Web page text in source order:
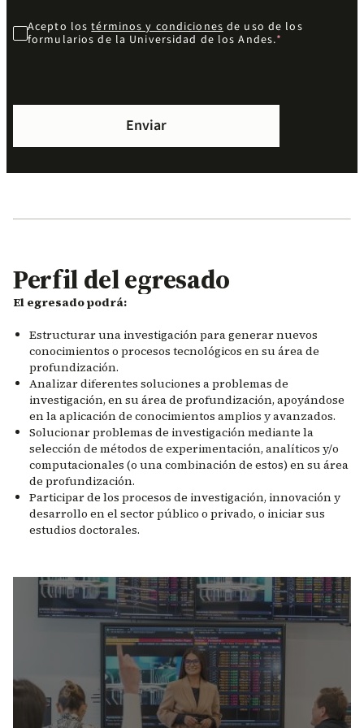
Acepto lostérminos y condicionesde uso de los
formularios de la Universidad de los Andes.
Perfil del egresado
El egresado podrá:
Estructurar una investigación para generar nuevos
conocimientos o procesos tecnológicos en su área de
profundización.
Analizar diferentes soluciones a problemas de
investigación, en su área de profundización, apoyándose
en la aplicación de conocimientos amplios y avanzados.
Solucionar problemas de investigación mediante la
selección de métodos de experimentación, analíticos y/o
computacionales (o una combinación de estos) en su área
de profundización.
Participar de los procesos de investigación, innovación y
desarrollo en el sector público o privado, o iniciar sus
estudios doctorales.